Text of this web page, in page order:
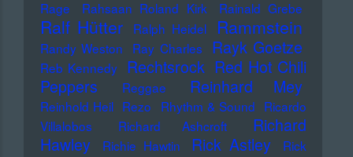
Rage Rahsaan Roland Kirk Rainald Grebe
Ralf Hütter Ralph Heidel Rammstein
Randy Weston Ray Charles Rayk Goetze
Reb Kennedy Rechtsrock Red Hot Chili
Peppers
Reggae Reinhard Mey
Reinhold Heil Rezo Rhythm & Sound Ricardo
Villalobos
Richard Ashcroft
Richard
Hawley
Richie Hawtin Rick Astley
Rick